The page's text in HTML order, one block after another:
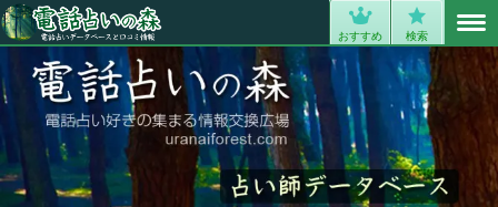
おすすめ 検索